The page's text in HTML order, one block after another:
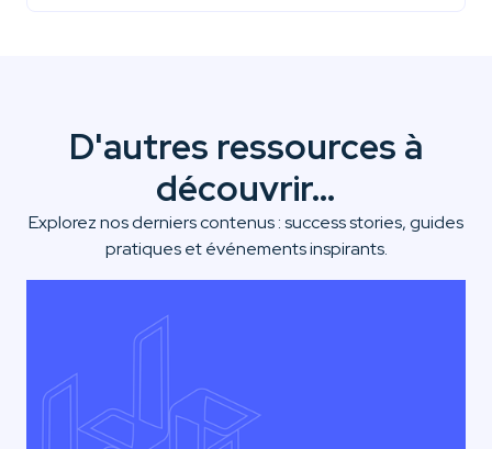
D'autres ressources à
découvrir…
Explorez nos derniers contenus : success stories, guides
pratiques et événements inspirants.